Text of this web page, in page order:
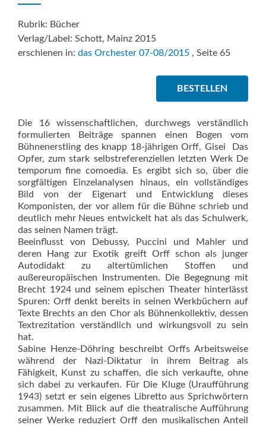
Rubrik: Bücher
Verlag/Label: Schott, Mainz 2015
erschienen in: das Orchester 07-08/2015 , Seite 65
BESTELLEN
Die 16 wissenschaftlichen, durchwegs verständlich
formulierten Beiträge spannen einen Bogen vom
Bühnenerstling des knapp 18-jährigen Orff, Gisei  Das
Opfer, zum stark selbstreferenziellen letzten Werk De
temporum fine comoedia. Es ergibt sich so, über die
sorgfältigen Einzelanalysen hinaus, ein vollständiges
Bild von der Eigenart und Entwicklung dieses
Komponisten, der vor allem für die Bühne schrieb und
deutlich mehr Neues entwickelt hat als das Schulwerk,
das seinen Namen trägt.
Beeinflusst von Debussy, Puccini und Mahler und
deren Hang zur Exotik greift Orff schon als junger
Autodidakt zu altertümlichen Stoffen und
außereuropäischen Instrumenten. Die Begegnung mit
Brecht 1924 und seinem epischen Theater hinterlässt
Spuren: Orff denkt bereits in seinen Werkbüchern auf
Texte Brechts an den Chor als Bühnenkollektiv, dessen
Textrezitation verständlich und wirkungsvoll zu sein
hat.
Sabine Henze-Döhring beschreibt Orffs Arbeitsweise
während der Nazi-Diktatur in ihrem Beitrag als
Fähigkeit, Kunst zu schaffen, die sich verkaufte, ohne
sich dabei zu verkaufen. Für Die Kluge (Uraufführung
1943) setzt er sein eigenes Libretto aus Sprichwörtern
zusammen. Mit Blick auf die theatralische Aufführung
seiner Werke reduziert Orff den musikalischen Anteil